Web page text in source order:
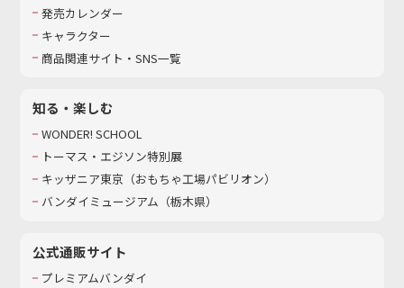
発売カレンダー
キャラクター
商品関連サイト・SNS一覧
知る・楽しむ
WONDER! SCHOOL
トーマス・エジソン特別展
キッザニア東京（おもちゃ工場パビリオン）​
バンダイミュージアム（栃木県）
公式通販サイト
プレミアムバンダイ